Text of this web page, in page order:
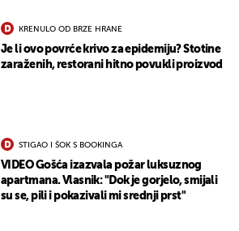
KRENULO OD BRZE HRANE
Je li ovo povrće krivo za epidemiju? Stotine
zaraženih, restorani hitno povukli proizvod
STIGAO I ŠOK S BOOKINGA
VIDEO Gošća izazvala požar luksuznog
apartmana. Vlasnik: "Dok je gorjelo, smijali
su se, pili i pokazivali mi srednji prst"